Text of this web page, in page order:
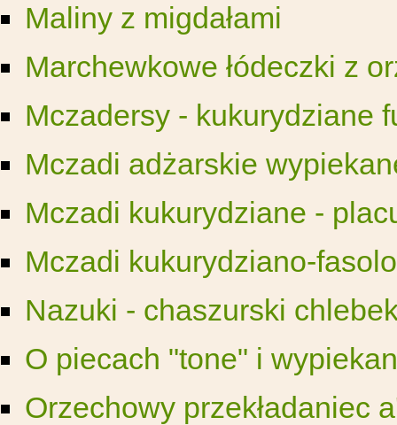
Maliny z migdałami
Marchewkowe łódeczki z
Mczadersy - kukurydziane
Mczadi adżarskie
Mczadi kukurydziane -
Mczadi kukurydziano-
Nazuki - chaszurski
O piecach "tone" i
Orzechowy przekładaniec